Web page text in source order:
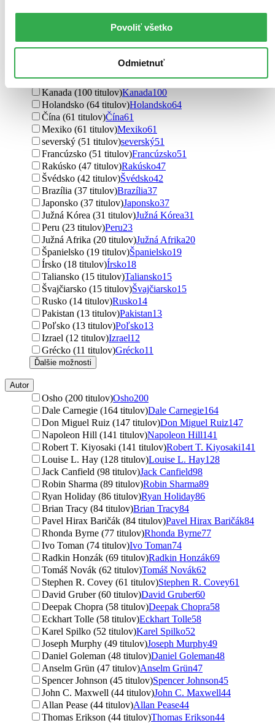
Povoliť všetko
Odmietnuť
Slovensko (669 titulov)Slovensko
Spojené kráľovstvo (478 titulov)Spojené kráľovstvo478
India112
Austrália (109 titulov)Austrália109
Kanada (100 titulov)Kanada100
Holandsko (64 titulov)Holandsko64
Čína (61 titulov)Čína61
Mexiko (61 titulov)Mexiko61
severský (51 titulov)severský51
Francúzsko (51 titulov)Francúzsko51
Rakúsko (47 titulov)Rakúsko47
Švédsko (42 titulov)Švédsko42
Brazília (37 titulov)Brazília37
Japonsko (37 titulov)Japonsko37
Južná Kórea (31 titulov)Južná Kórea31
Peru (23 titulov)Peru23
Južná Afrika (20 titulov)Južná Afrika20
Španielsko (19 titulov)Španielsko19
Írsko (18 titulov)Írsko18
Taliansko (15 titulov)Taliansko15
Švajčiarsko (15 titulov)Švajčiarsko15
Rusko (14 titulov)Rusko14
Pakistan (13 titulov)Pakistan13
Poľsko (13 titulov)Poľsko13
Izrael (12 titulov)Izrael12
Grécko (11 titulov)Grécko11
Ďalšie možnosti
Autor
Osho (200 titulov)Osho200
Dale Carnegie (164 titulov)Dale Carnegie164
Don Miguel Ruiz (147 titulov)Don Miguel Ruiz147
Napoleon Hill (141 titulov)Napoleon Hill141
Robert T. Kiyosaki (141 titulov)Robert T. Kiyosaki141
Louise L. Hay (128 titulov)Louise L. Hay128
Jack Canfield (98 titulov)Jack Canfield98
Robin Sharma (89 titulov)Robin Sharma89
Ryan Holiday (86 titulov)Ryan Holiday86
Brian Tracy (84 titulov)Brian Tracy84
Pavel Hirax Baričák (84 titulov)Pavel Hirax Baričák84
Rhonda Byrne (77 titulov)Rhonda Byrne77
Ivo Toman (74 titulov)Ivo Toman74
Radkin Honzák (69 titulov)Radkin Honzák69
Tomáš Novák (62 titulov)Tomáš Novák62
Stephen R. Covey (61 titulov)Stephen R. Covey61
David Gruber (60 titulov)David Gruber60
Deepak Chopra (58 titulov)Deepak Chopra58
Eckhart Tolle (58 titulov)Eckhart Tolle58
Karel Spilko (52 titulov)Karel Spilko52
Joseph Murphy (49 titulov)Joseph Murphy49
Daniel Goleman (48 titulov)Daniel Goleman48
Anselm Grün (47 titulov)Anselm Grün47
Spencer Johnson (45 titulov)Spencer Johnson45
John C. Maxwell (44 titulov)John C. Maxwell44
Allan Pease (44 titulov)Allan Pease44
Thomas Erikson (44 titulov)Thomas Erikson44